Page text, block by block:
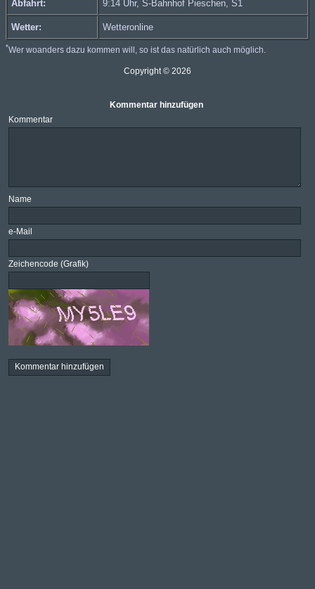
Abfahrt: 9:14 Uhr, S-Bahnhof Pieschen, S1
Wetter: Wetteronline
*Wer woanders dazu kommen will, so ist das natürlich auch möglich.
Copyright © 2026
Kommentar hinzufügen
Kommentar
Name
e-Mail
Zeichencode (Grafik)